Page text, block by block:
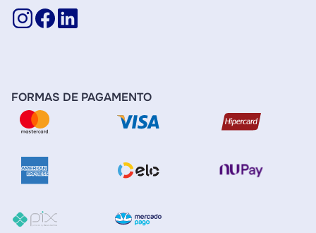
FORMAS DE PAGAMENTO